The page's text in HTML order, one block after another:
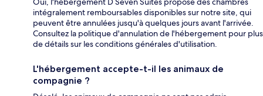
intégralement remboursables disponibles sur notre site, qui
peuvent être annulées jusqu'à quelques jours avant l'arrivée.
Consultez la politique d'annulation de l'hébergement pour plus
de détails sur les conditions générales d'utilisation.
L'hébergement accepte-t-il les animaux de
compagnie ?